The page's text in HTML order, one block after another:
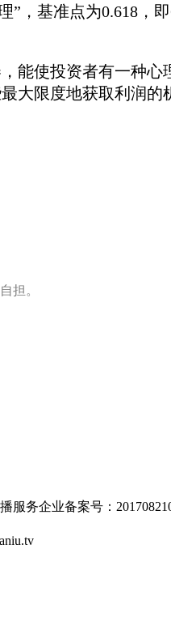
，基准点为0.618，
使投资者有一种心
大限度地获取利润的
担。
服务企业备案号：